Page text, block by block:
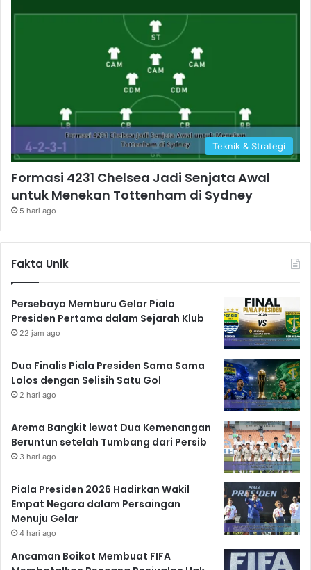
Teknik & Strategi
Formasi 4231 Chelsea Jadi Senjata Awal
untuk Menekan Tottenham di Sydney
5 hari ago
Fakta Unik
Persebaya Memburu Gelar Piala
Presiden Pertama dalam Sejarah Klub
22 jam ago
Dua Finalis Piala Presiden Sama Sama
Lolos dengan Selisih Satu Gol
2 hari ago
Arema Bangkit lewat Dua Kemenangan
Beruntun setelah Tumbang dari Persib
3 hari ago
Piala Presiden 2026 Hadirkan Wakil
Empat Negara dalam Persaingan
Menuju Gelar
4 hari ago
Ancaman Boikot Membuat FIFA